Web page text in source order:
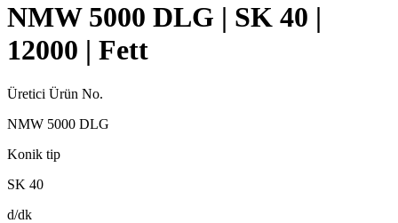
NMW 5000 DLG | SK 40 |
12000 | Fett
Üretici Ürün No.
NMW 5000 DLG
Konik tip
SK 40
d/dk